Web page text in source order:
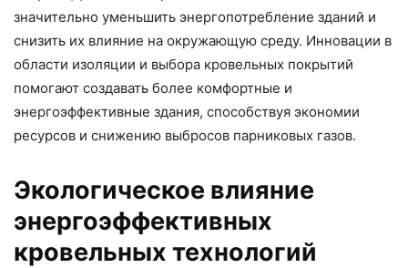
значительно уменьшить энергопотребление зданий и
снизить их влияние на окружающую среду. Инновации в
области изоляции и выбора кровельных покрытий
помогают создавать более комфортные и
энергоэффективные здания, способствуя экономии
ресурсов и снижению выбросов парниковых газов.
Экологическое влияние
энергоэффективных
кровельных технологий